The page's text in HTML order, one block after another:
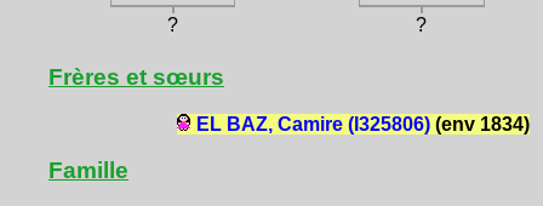
?
?
Frères et sœurs
EL BAZ, Camire (I325806)(env 1834)
Famille